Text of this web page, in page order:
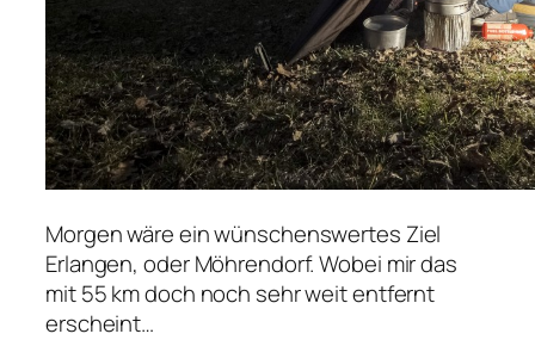
Morgen wäre ein wünschenswertes Ziel
Erlangen, oder Möhrendorf. Wobei mir das
mit 55 km doch noch sehr weit entfernt
erscheint…